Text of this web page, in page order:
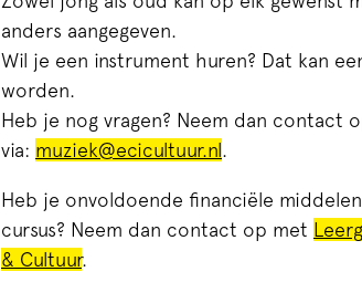
anders aangegeven.
Wil je een instrument huren? Dat kan
worden.
Heb je nog vragen? Neem dan contact
via: muziek@ecicultuur.nl.
Heb je onvoldoende financiële
cursus? Neem dan contact op met
& Cultuur.